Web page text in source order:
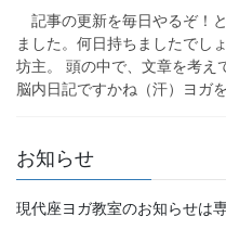
記事の更新を毎日やるぞ！
ました。何日持ちましたでし
坊主。 頭の中で、文章を考え
脳内日記ですかね（汗）ヨガ
お知らせ
現代座ヨガ教室のお知らせは